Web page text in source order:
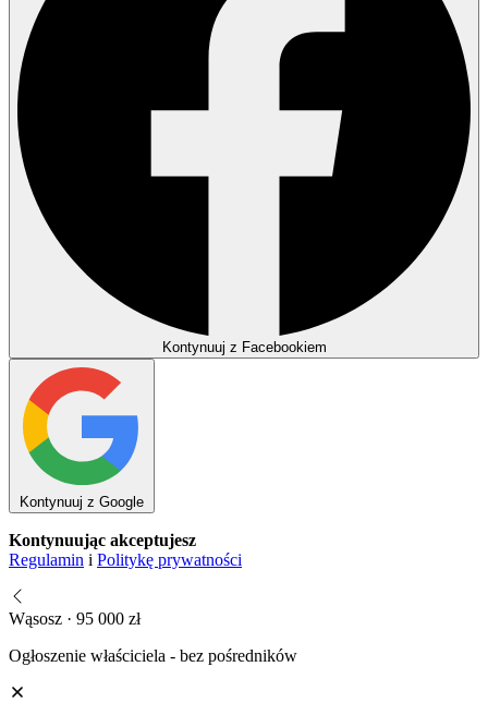
Kontynuuj z Facebookiem
Kontynuuj z Google
Kontynuując akceptujesz
Regulamin i Politykę prywatności
Wąsosz · 95 000 zł
Ogłoszenie właściciela - bez pośredników